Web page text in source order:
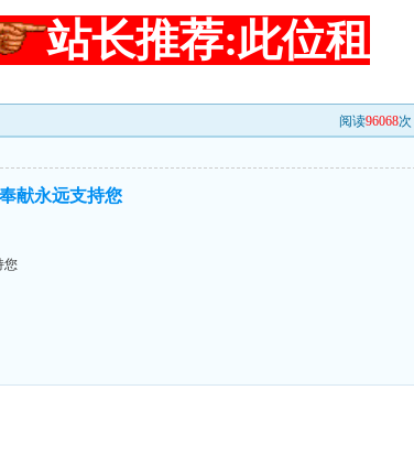
站长推荐:此位租
阅读96068次 |
献永远支持您
您